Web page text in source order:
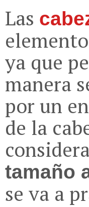
Las
ya que
manera
por un
de la
tamaño
se va a